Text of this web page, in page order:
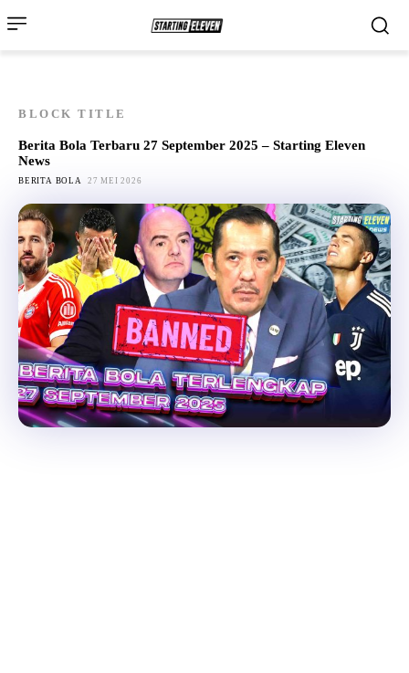
BLOCK TITLE
Berita Bola Terbaru 27 September 2025 – Starting Eleven
News
BERITA BOLA 27 MEI 2026